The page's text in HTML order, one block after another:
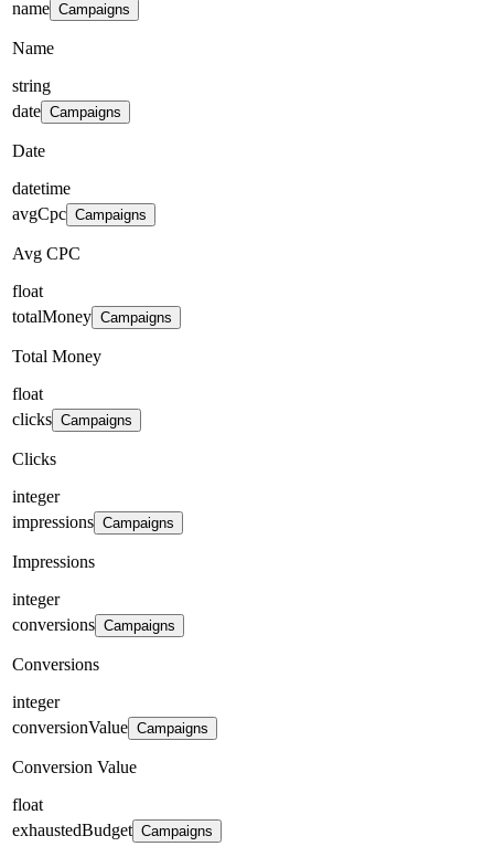
name Campaigns
Name
string
date Campaigns
Date
datetime
avgCpc Campaigns
Avg CPC
float
totalMoney Campaigns
Total Money
float
clicks Campaigns
Clicks
integer
impressions Campaigns
Impressions
integer
conversions Campaigns
Conversions
integer
conversionValue Campaigns
Conversion Value
float
exhaustedBudget Campaigns